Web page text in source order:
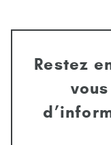
Restez